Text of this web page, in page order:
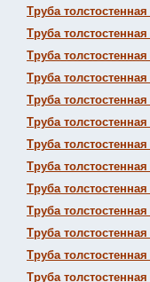
Труба толстостенная
Труба толстостенная
Труба толстостенная
Труба толстостенная
Труба толстостенная
Труба толстостенная
Труба толстостенная
Труба толстостенная
Труба толстостенная
Труба толстостенная
Труба толстостенная
Труба толстостенная
Труба толстостенная